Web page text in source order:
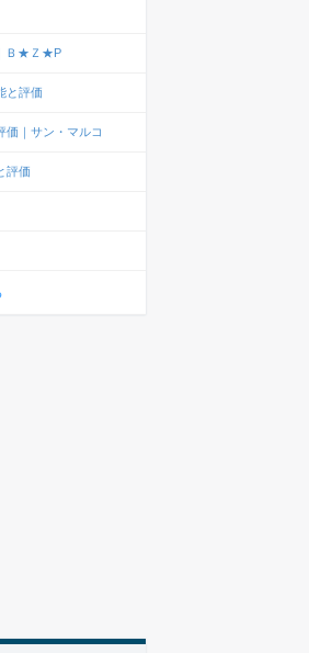
Ｂ★Ｚ★P
と評価
価｜サン・マルコ
評価